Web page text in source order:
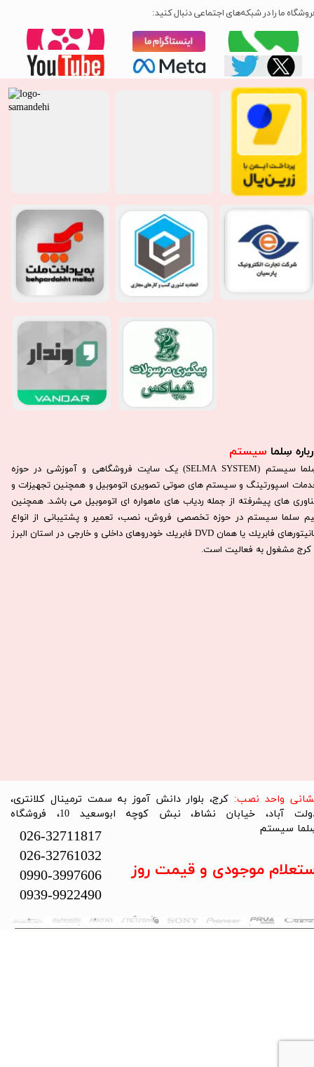
سِلما سیستم​​​​​​​
سِلما سيستم (SELMA SYSTEM) یک سایت فروشگاهی و آموزشی در حوزه
اسپورتینگ و سیستم های صوتی تصویری اتوموبیل و همچنین تجهیزات و
های پیشرفته از جمله ردیاب های ماهواره ای اتوموبیل می باشد. همچنين
سلما سيستم در حوزه تخصصی فروش، نصب، تعمير و پشتيبانی از انواع
مانيتورهای فابريك يا همان DVD فابريك خودروهای داخلی و خارجی در استان البرز
كرج مشغول به فعاليت است.​​​​​​​
ما را در شبکه‌های اجتماعی دنبال کنید:
تمام حقوق این سایت متعلق به فروشگاه سلما سیستم می‌باشد.
واحد نصب: کرج، بلوار دانش آموز به سمت ترمینال کلانتری،
دولت آباد، خیابان نشاط، نبش کوچه ابوسعید 10، فروشگاه
سیستم​​​​​​​
026-32711817
026-32761032
0990-3997606
0939-9922490
موجودی و قیمت روز